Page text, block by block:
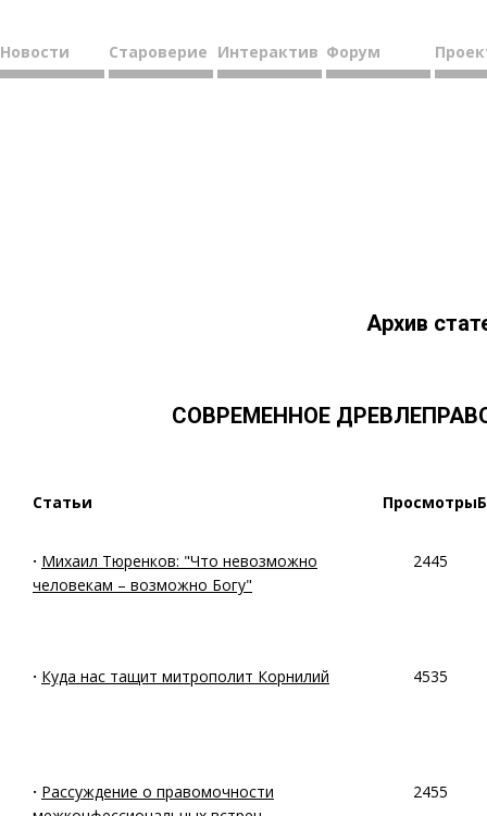
Новости Староверие Интерактив Форум
Архив
СОВРЕМЕННОЕ
Статьи Просмотры
· Михаил Тюренков: "Что невозможно
человекам – возможно Богу"
2445
· Куда нас тащит митрополит Корнилий 4535
· Рассуждение о правомочности
2455